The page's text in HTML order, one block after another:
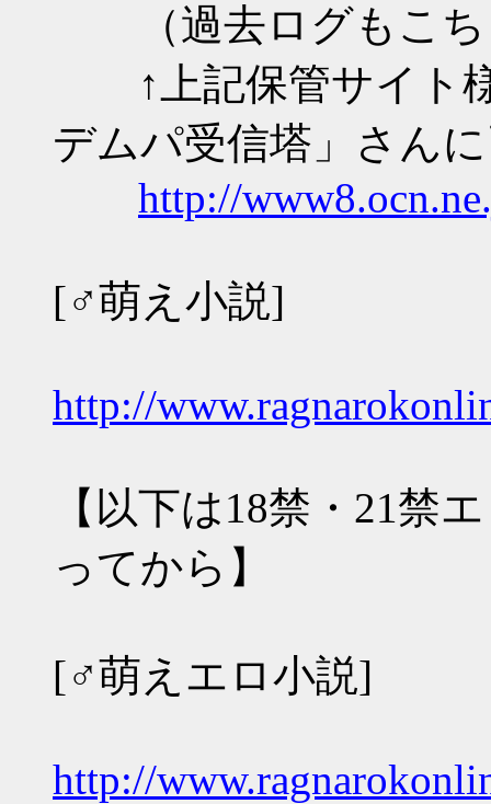
（過去ログもこち
↑上記保管サイト様
デムパ受信塔」さん
http://
[♂萌え小説]
http://
【以下は18禁・21禁
ってから】
[♂萌えエロ小説]
http://